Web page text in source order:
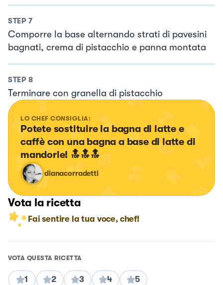
STEP 7
Comporre la base alternando strati di pavesini
bagnati, crema di pistacchio e panna montata
STEP 8
Terminare con granella di pistacchio
LO CHEF CONSIGLIA:
Potete sostituire la bagna di latte e
caffè con una bagna a base di latte di
mandorle! 🔝🔝🔝
dianacorradetti
Vota la ricetta
Fai sentire la tua voce, chef!
VOTA QUESTA RICETTA
1 2 3 4 5